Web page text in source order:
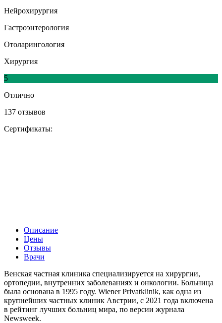
Нейрохирургия
Гастроэнтерология
Отоларингология
Хирургия
5
Отлично
137 отзывов
Сертификаты:
Описание
Цены
Отзывы
Врачи
Венская частная клиника специализируется на хирургии,
ортопедии, внутренних заболеваниях и онкологии. Больница
была основана в 1995 году. Wiener Privatklinik, как одна из
крупнейших частных клиник Австрии, с 2021 года включена
в рейтинг лучших больниц мира, по версии журнала
Newsweek.